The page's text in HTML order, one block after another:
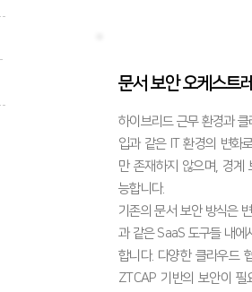
문서 보안 오케스트
하이브리드 근무 환경과
입과 같은 IT 환경의 변화
만 존재하지 않으며, 경계
능합니다.
기존의 문서 보안 방식은
과 같은 SaaS 도구들 내에
합니다. 다양한 클라우드
ZTCAP 기반의 보안이 필